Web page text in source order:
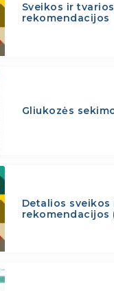
Sveikos ir
rekomendacijos
Gliukozės
Detalios sveikos
rekomendacijos